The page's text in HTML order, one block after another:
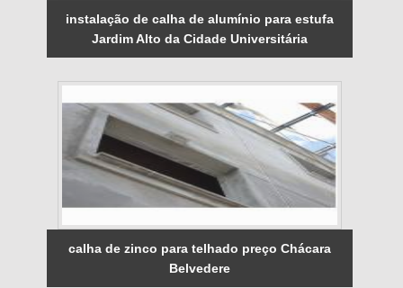
instalação de calha de alumínio para estufa
Jardim Alto da Cidade Universitária
calha de zinco para telhado preço Chácara
Belvedere